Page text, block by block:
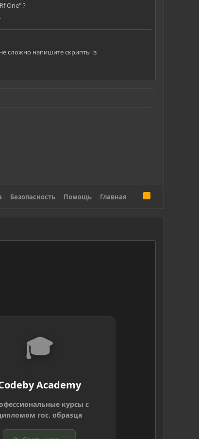
One" ?
сложно напишите скрипты :з
Безопасность Помощь Главная
S
🎓
Academy
курсы с
гос. образца